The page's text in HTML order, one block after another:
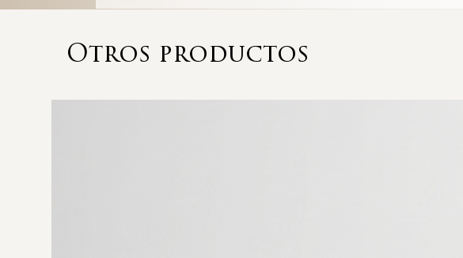
Otros productos